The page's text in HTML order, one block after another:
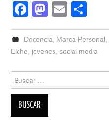
F
a
c
e
b
o
o
k
M
a
st
o
d
o
E
m
ail
o
m
p
ar
tir
Docencia Marca Personal
Elche
jovenes ,social media